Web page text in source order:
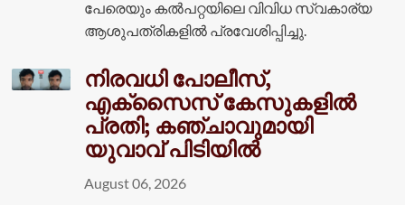
പേരെയും കൽപറ്റയിലെ വിവിധ സ്വകാര്യ
ആശുപത്രികളിൽ പ്രവേശിപ്പിച്ചു.
നിരവധി പോലീസ്,
എക്സൈസ് കേസുകളിൽ
പ്രതി; കഞ്ചാവുമായി
യുവാവ് പിടിയിൽ
August 06, 2026